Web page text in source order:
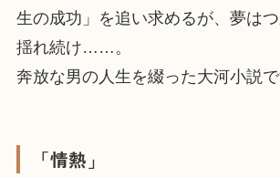
生の成功」を追い求めるが、夢は
揺れ続け……。
奔放な男の人生を綴った大河小説で
「情熱」